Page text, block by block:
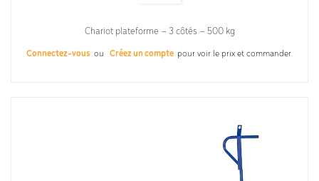
Chariot plateforme – 3 côtés – 500 kg
Connectez-vous ou Créez un compte pour voir le prix et commander.